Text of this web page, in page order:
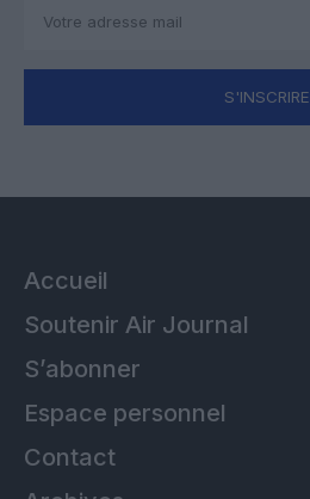
S'INSCRIRE
Accueil
Soutenir Air Journal
S’abonner
Espace personnel
Contact